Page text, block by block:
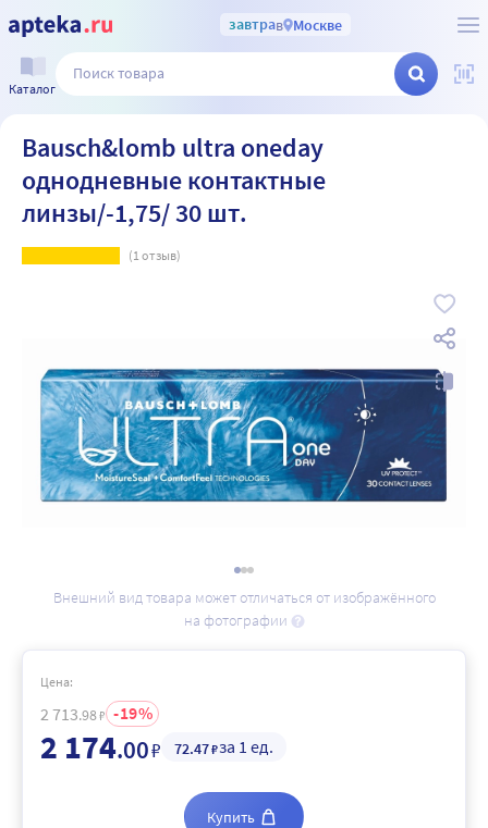
завтрав Москве
Каталог
Bausch&lomb ultra oneday
однодневные контактные
линзы/-1,75/ 30 шт.
(1отзыв)
Внешний вид товара может отличаться от изображённого
на фотографии
Цена:
2 713.98₽ 19
2 174.00₽ 72.47₽за 1 ед.
Купить